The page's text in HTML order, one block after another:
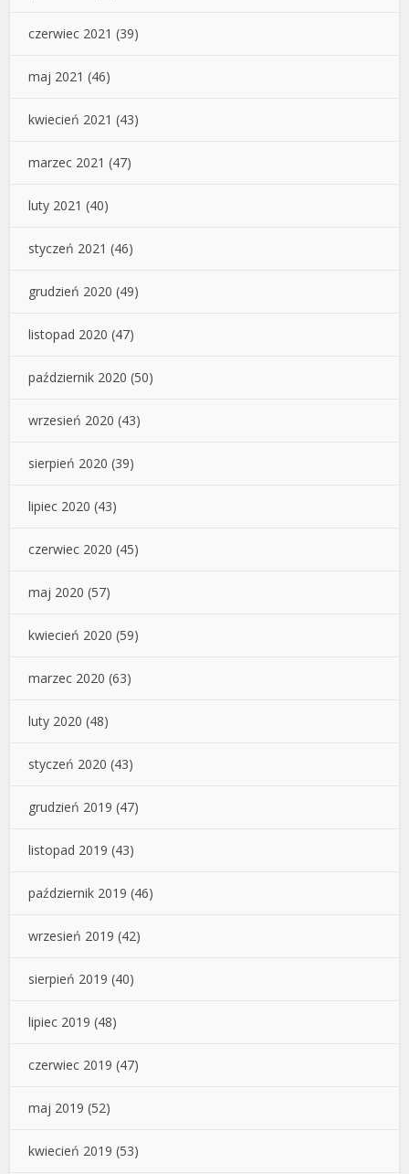
czerwiec 2021 (39)
maj 2021 (46)
kwiecień 2021 (43)
marzec 2021 (47)
luty 2021 (40)
styczeń 2021 (46)
grudzień 2020 (49)
listopad 2020 (47)
październik 2020 (50)
wrzesień 2020 (43)
sierpień 2020 (39)
lipiec 2020 (43)
czerwiec 2020 (45)
maj 2020 (57)
kwiecień 2020 (59)
marzec 2020 (63)
luty 2020 (48)
styczeń 2020 (43)
grudzień 2019 (47)
listopad 2019 (43)
październik 2019 (46)
wrzesień 2019 (42)
sierpień 2019 (40)
lipiec 2019 (48)
czerwiec 2019 (47)
maj 2019 (52)
kwiecień 2019 (53)